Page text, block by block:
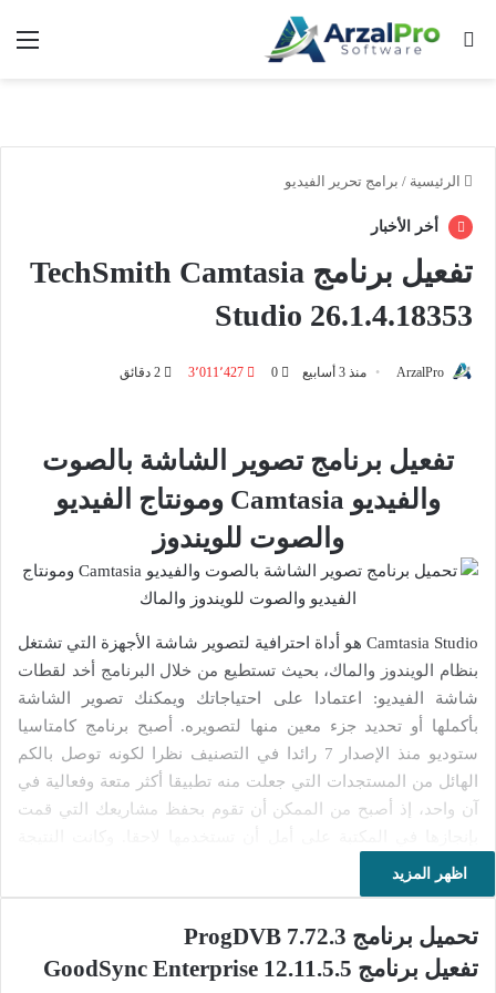
بحث عن
الرئيسية / برامج تحرير الفيديو
أخر الأخبار
تفعيل برنامج TechSmith Camtasia
Studio 26.1.4.18353
ArzalPro منذ 3 أسابيع 0 3٬011٬427
تفعيل برنامج تصوير الشاشة بالصوت
والفيديو Camtasia ومونتاج الفيديو
والصوت للويندوز
Camtasia Studio هو أداة احترافية لتصوير شاشة الأجهزة التي تشتغل
بنظام الويندوز والماك، بحيث تستطيع من خلال البرنامج أخد لقطات
شاشة الفيديو: اعتمادا على احتياجاتك ويمكنك تصوير الشاشة
بأكملها أو تحديد جزء معين منها لتصويره. أصبح برنامج كامتاسيا
ستوديو منذ الإصدار 7 رائدا في التصنيف نظرا لكونه توصل بالكم
الهائل من المستجدات التي جعلت منه تطبيقا أكثر متعة وفعالية في
آن واحد، إذ أصبح من الممكن أن تقوم بحفظ مشاريعك التي قمت
النهائية هي الزيادة من تحسينات البرنامج من خلال إضافة العديد من
التأثيرات الجديدة وإمكانية عرض اختصارات لوحه المفاتيح في
الواجهة العامة للبرنامج. وقد واصل برنامج كامتاسيا ستوديو منذ
الإصدار 7 تقديم ترميزه الأساسي (TSCC) الذي يضمن لك الحفاظ
اظهر المزيد
تحميل برنامج ProgDVB 7.72.3
تفعيل برنامج GoodSync Enterprise 12.11.5.5